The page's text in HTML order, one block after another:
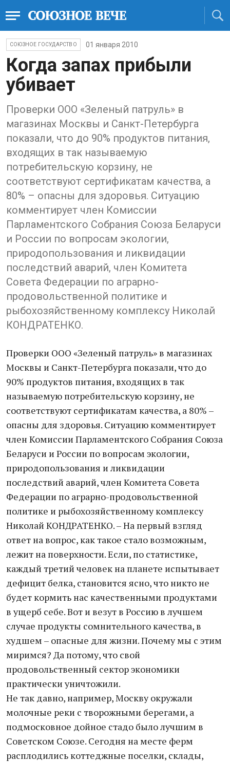
СОЮЗНОЕ ГОСУДАРСТВО 01 января 2010
Когда запах прибыли
убивает
Проверки ООО «Зеленый патруль» в
магазинах Москвы и Санкт-Петербурга
показали, что до 90% продуктов питания,
входящих в так называемую
потребительскую корзину, не
соответствуют сертификатам качества, а
80% – опасны для здоровья. Ситуацию
комментирует член Комиссии
Парламентского Собрания Союза Беларуси
и России по вопросам экологии,
природопользования и ликвидации
последствий аварий, член Комитета
Совета Федерации по аграрно-
продовольственной политике и
рыбохозяйственному комплексу Николай
КОНДРАТЕНКО.
Проверки ООО «Зеленый патруль» в магазинах
Москвы и Санкт-Петербурга показали, что до
90% продуктов питания, входящих в так
называемую потребительскую корзину, не
соответствуют сертификатам качества, а 80% –
опасны для здоровья. Ситуацию комментирует
член Комиссии Парламентского Собрания Союза
Беларуси и России по вопросам экологии,
природопользования и ликвидации
последствий аварий, член Комитета Совета
Федерации по аграрно-продовольственной
политике и рыбохозяйственному комплексу
Николай КОНДРАТЕНКО. – На первый взгляд
ответ на вопрос, как такое стало возможным,
лежит на поверхности. Если, по статистике,
каждый третий человек на планете испытывает
дефицит белка, становится ясно, что никто не
будет кормить нас качественными продуктами
в ущерб себе. Вот и везут в Россию в лучшем
случае продукты сомнительного качества, в
худшем – опасные для жизни. Почему мы с этим
миримся? Да потому, что свой
продовольственный сектор экономики
практически уничтожили.
Не так давно, например, Москву окружали
молочные реки с творожными берегами, а
подмосковное дойное стадо было лучшим в
Советском Союзе. Сегодня на месте ферм
расплодились коттеджные поселки, склады,